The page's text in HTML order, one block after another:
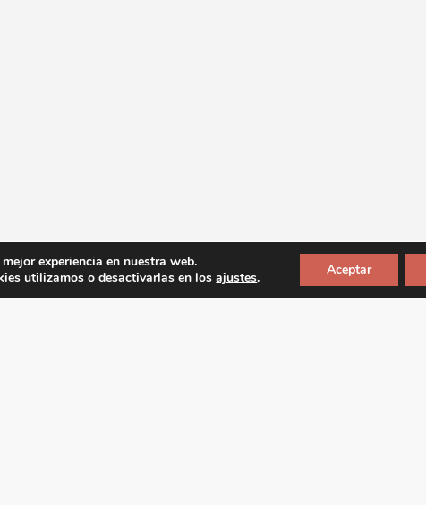
experiencia en nuestra web.
utilizamos o desactivarlas en losajustes. Aceptar